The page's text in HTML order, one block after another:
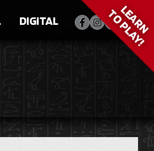
DIGITAL LEARN
TO PLAY!